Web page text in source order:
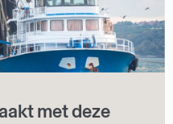
met deze